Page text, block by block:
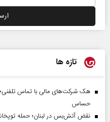
تازه ها
هک شرکت‌های مالی با تماس
حساس
نقض آتش‌بس در لبنان؛ حمله